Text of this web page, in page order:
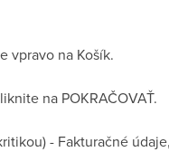
vpravo na Košík.
na POKRAČOVAŤ.
- Fakturačné